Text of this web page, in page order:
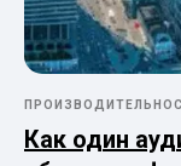
Как один